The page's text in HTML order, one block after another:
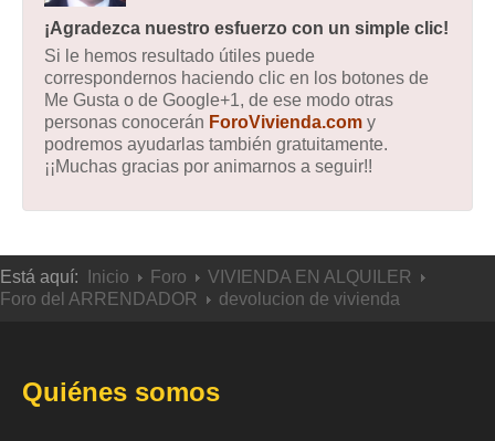
¡Agradezca nuestro esfuerzo con un simple clic!
Si le hemos resultado útiles puede
correspondernos haciendo clic en los botones de
Me Gusta o de Google+1, de ese modo otras
personas conocerán ForoVivienda.com y
podremos ayudarlas también gratuitamente.
¡¡Muchas gracias por animarnos a seguir!!
Está aquí: Inicio Foro
VIVIENDA EN ALQUILER
Foro del ARRENDADOR
devolucion de vivienda
Quiénes somos